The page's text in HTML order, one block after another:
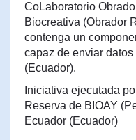
CoLaboratorio
Biocreativa (Obrador
contenga un
capaz de enviar
(Ecuador).
Iniciativa ejecutada
Reserva de BIOAY
Ecuador (Ecuador)